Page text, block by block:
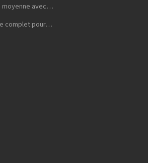
moyenne avec…
complet pour…